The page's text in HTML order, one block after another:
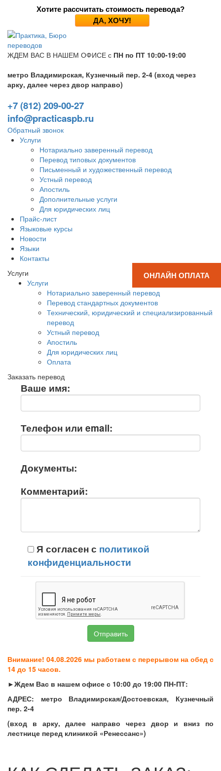
Хотите рассчитать стоимость перевода?
ДА, ХОЧУ!
ЖДЕМ ВАС В НАШЕМ ОФИСЕ с ПН по ПТ 10:00-19:00
метро Владимирская, Кузнечный пер. 2-4 (вход через
арку, далее через двор направо)
+7 (812) 209-00-27
info@practicaspb.ru
Обратный звонок
Услуги
Нотариально заверенный перевод
Перевод типовых документов
Письменный и художественный перевод
Устный перевод
Апостиль
Дополнительные услуги
Для юридических лиц
Прайс-лист
Языковые курсы
Новости
Языки
Контакты
ОНЛАЙН ОПЛАТА
Услуги
Услуги
Нотариально заверенный перевод
Перевод стандартных документов
Технический, юридический и специализированный
перевод
Устный перевод
Апостиль
Для юридических лиц
Оплата
Заказать перевод
Ваше имя:
Телефон или email:
Документы:
Комментарий:
Я согласен с политикой
конфиденциальности
Внимание! 04.08.2026 мы работаем с перерывом на обед с
14 до 15 часов.
►Ждем Вас в нашем офисе с 10:00 до 19:00 ПН-ПТ:
АДРЕС: метро Владимирская/Достоевская, Кузнечный
пер. 2-4
(вход в арку, далее направо через двор и вниз по
лестнице перед клиникой «Ренессанс»)